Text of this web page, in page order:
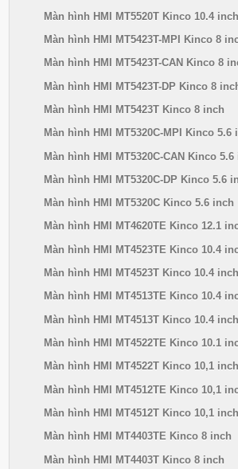
Màn hình HMI MT5520T Kinco 10.4 inch
Màn hình HMI MT5423T-MPI Kinco 8
Màn hình HMI MT5423T-CAN Kinco 8
Màn hình HMI MT5423T-DP Kinco 8
Màn hình HMI MT5423T Kinco 8 inch
Màn hình HMI MT5320C-MPI Kinco 5.6
Màn hình HMI MT5320C-CAN Kinco 5.6
Màn hình HMI MT5320C-DP Kinco 5.6
Màn hình HMI MT5320C Kinco 5.6 inch
Màn hình HMI MT4620TE Kinco 12.1
Màn hình HMI MT4523TE Kinco 10.4
Màn hình HMI MT4523T Kinco 10.4 inch
Màn hình HMI MT4513TE Kinco 10.4
Màn hình HMI MT4513T Kinco 10.4 inch
Màn hình HMI MT4522TE Kinco 10.1
Màn hình HMI MT4522T Kinco 10,1 inch
Màn hình HMI MT4512TE Kinco 10,1
Màn hình HMI MT4512T Kinco 10,1 inch
Màn hình HMI MT4403TE Kinco 8 inch
Màn hình HMI MT4403T Kinco 8 inch